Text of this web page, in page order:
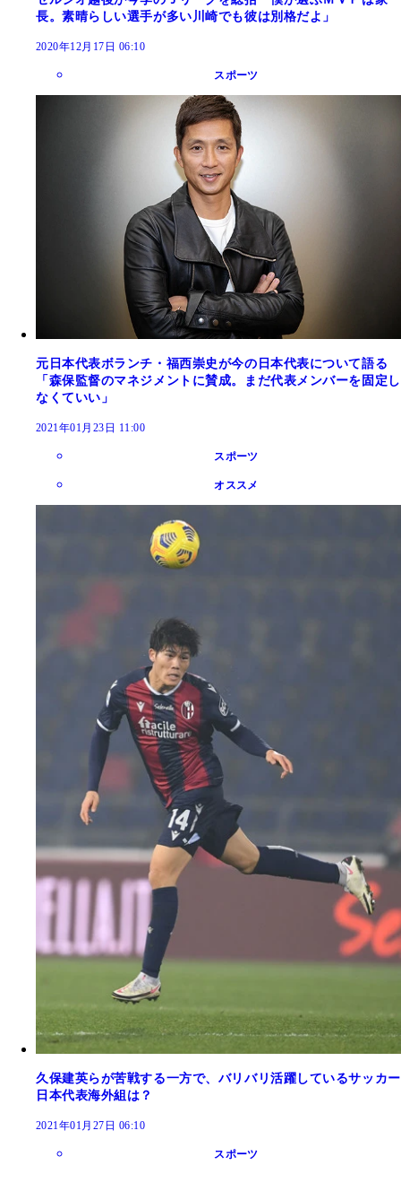
長。素晴らしい選手が多い川崎でも彼は別格だよ」
2020年12月17日 06:10
スポーツ
元日本代表ボランチ・福西崇史が今の日本代表について語る
「森保監督のマネジメントに賛成。まだ代表メンバーを固定し
なくていい」
2021年01月23日 11:00
スポーツ
オススメ
久保建英らが苦戦する一方で、バリバリ活躍しているサッカー
日本代表海外組は？
2021年01月27日 06:10
スポーツ